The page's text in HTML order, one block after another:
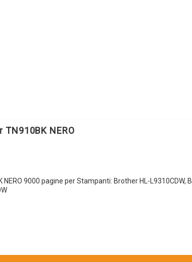
NERO
9000 pagine per Stampanti: Brother HL-L9310CDW,